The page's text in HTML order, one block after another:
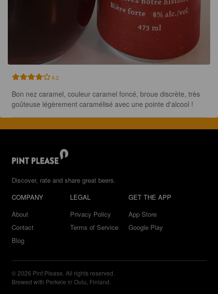
4.2
Bon nez caramel, couleur caramel foncé, broue discrète, très
goûteuse légèrement caramélisé avec une pointe d'alcool !
Discover, rate and share great beers.
COMPANY
About
Contact
Blog
LEGAL
Privacy Policy
Terms of Service
GET THE APP
App Store
Google Play
© 2026 Pint Please. All rights reserved.
Brewed with Perkele in Oulu, Finland.